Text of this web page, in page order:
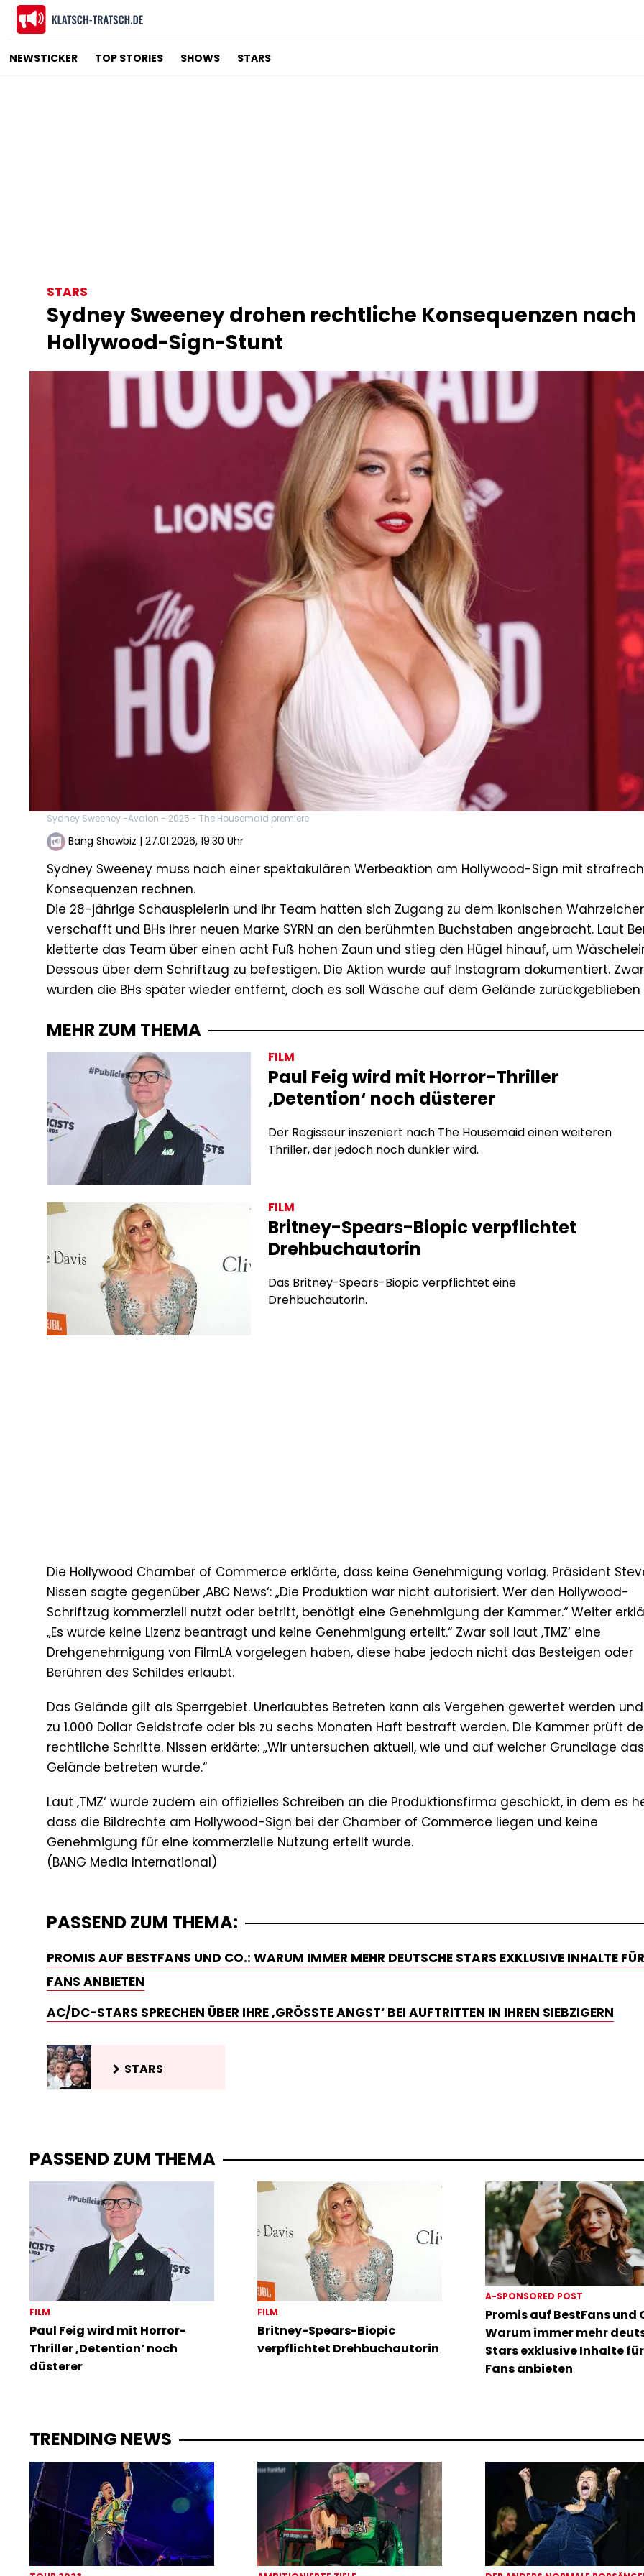
NEWSTICKER TOP STORIES SHOWS STARS
STARS
Sydney Sweeney drohen rechtliche Konsequenzen nach
Hollywood-Sign-Stunt
Sydney Sweeney -Avalon - 2025 - The Housemaid premiere
Bang Showbiz | 27.01.2026, 19:30 Uhr
Sydney Sweeney muss nach einer spektakulären Werbeaktion am Hollywood-Sign mit
Konsequenzen rechnen.
Die 28-jährige Schauspielerin und ihr Team hatten sich Zugang zu dem ikonischen
verschafft und BHs ihrer neuen Marke SYRN an den berühmten Buchstaben angebracht. Laut
kletterte das Team über einen acht Fuß hohen Zaun und stieg den Hügel hinauf, um
Dessous über dem Schriftzug zu befestigen. Die Aktion wurde auf Instagram dokumentiert. Zwar
wurden die BHs später wieder entfernt, doch es soll Wäsche auf dem Gelände zurückgeblieben
MEHR ZUM THEMA
FILM
Paul Feig wird mit Horror-Thriller
‚Detention‘ noch düsterer
Der Regisseur inszeniert nach The Housemaid einen weiteren
Thriller, der jedoch noch dunkler wird.
FILM
Britney-Spears-Biopic verpflichtet
Drehbuchautorin
Das Britney-Spears-Biopic verpflichtet eine
Drehbuchautorin.
Die Hollywood Chamber of Commerce erklärte, dass keine Genehmigung vorlag. Präsident
Nissen sagte gegenüber ‚ABC News‘: „Die Produktion war nicht autorisiert. Wer den Hollywood-
Schriftzug kommerziell nutzt oder betritt, benötigt eine Genehmigung der Kammer.“ Weiter
„Es wurde keine Lizenz beantragt und keine Genehmigung erteilt.“ Zwar soll laut ‚TMZ‘ eine
Drehgenehmigung von FilmLA vorgelegen haben, diese habe jedoch nicht das Besteigen oder
Berühren des Schildes erlaubt.
Das Gelände gilt als Sperrgebiet. Unerlaubtes Betreten kann als Vergehen gewertet werden
zu 1.000 Dollar Geldstrafe oder bis zu sechs Monaten Haft bestraft werden. Die Kammer prüft
rechtliche Schritte. Nissen erklärte: „Wir untersuchen aktuell, wie und auf welcher Grundlage das
Gelände betreten wurde.“
Laut ‚TMZ‘ wurde zudem ein offizielles Schreiben an die Produktionsfirma geschickt, in dem es
dass die Bildrechte am Hollywood-Sign bei der Chamber of Commerce liegen und keine
Genehmigung für eine kommerzielle Nutzung erteilt wurde.
PASSEND ZUM THEMA:
PROMIS AUF BESTFANS UND CO.: WARUM IMMER MEHR DEUTSCHE STARS EXKLUSIVE INHALTE
FANS ANBIETEN
AC/DC-STARS SPRECHEN ÜBER IHRE ‚GRÖSSTE ANGST‘ BEI AUFTRITTEN IN IHREN SIEBZIGERN
STARS
PASSEND ZUM THEMA
FILM
Paul Feig wird mit Horror-
Thriller ‚Detention‘ noch
düsterer
FILM
Britney-Spears-Biopic
verpflichtet Drehbuchautorin
A-SPONSORED POST
Promis auf BestFans und
Warum immer mehr
Stars exklusive Inhalte
Fans anbieten
TRENDING NEWS